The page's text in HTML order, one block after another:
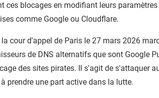
blocages en modifiant leurs
comme Google ou Cloudflare.
cour d'appel de Paris le 27 mars 2026
de DNS alternatifs que sont Google
des sites pirates. Il s'agit de s'attaquer
prendre une part active dans la lutte.